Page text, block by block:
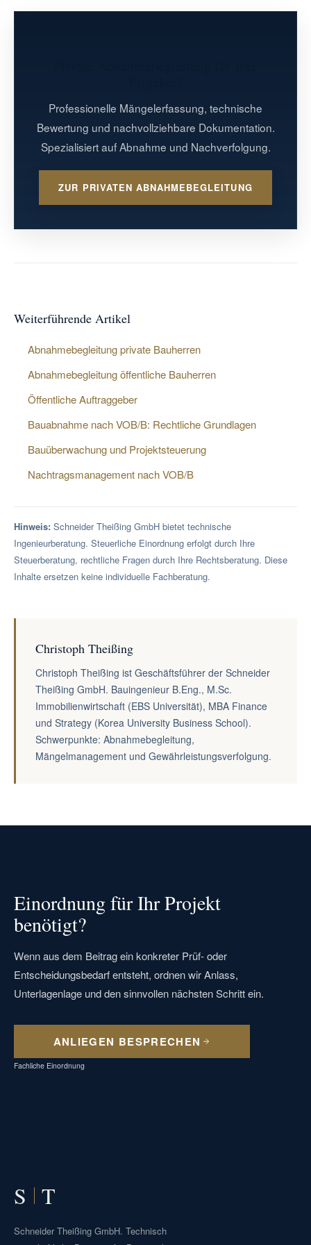
und Dokumentationslücken aus Auftraggeberperspektive
Professionelle Mängelerfassung, technische
Bewertung und nachvollziehbare Dokumentation.
Spezialisiert auf Abnahme und Nachverfolgung.
ZUR PRIVATEN ABNAHMEBEGLEITUNG
Weiterführende Artikel
Abnahmebegleitung private Bauherren
Abnahmebegleitung öffentliche Bauherren
Öffentliche Auftraggeber
Bauabnahme nach VOB/B: Rechtliche Grundlagen
Bauüberwachung und Projektsteuerung
Nachtragsmanagement nach VOB/B
Hinweis: Schneider Theißing GmbH bietet technische
Ingenieurberatung. Steuerliche Einordnung erfolgt durch Ihre
Steuerberatung, rechtliche Fragen durch Ihre Rechtsberatung. Diese
Inhalte ersetzen keine individuelle Fachberatung.
Christoph Theißing
Christoph Theißing ist Geschäftsführer der Schneider
Theißing GmbH. Bauingenieur B.Eng., M.Sc.
Immobilienwirtschaft (EBS Universität), MBA Finance
und Strategy (Korea University Business School).
Schwerpunkte: Abnahmebegleitung,
Mängelmanagement und Gewährleistungsverfolgung.
Einordnung für Ihr Projekt
benötigt?
Wenn aus dem Beitrag ein konkreter Prüf- oder
Entscheidungsbedarf entsteht, ordnen wir Anlass,
Unterlagenlage und den sinnvollen nächsten Schritt ein.
ANLIEGEN BESPRECHEN
Fachliche Einordnung
S T
Schneider Theißing GmbH. Technisch